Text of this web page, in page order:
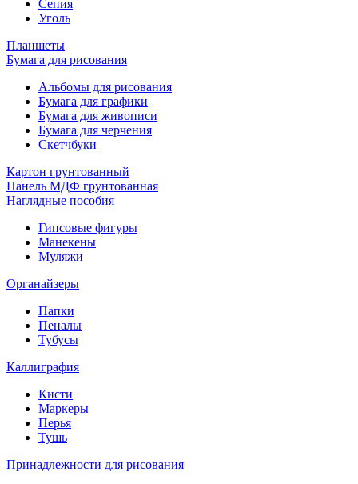
Сепия
Уголь
Планшеты
Бумага для рисования
Альбомы для рисования
Бумага для графики
Бумага для живописи
Бумага для черчения
Скетчбуки
Картон грунтованный
Панель МДФ грунтованная
Наглядные пособия
Гипсовые фигуры
Манекены
Муляжи
Органайзеры
Папки
Пеналы
Тубусы
Каллиграфия
Кисти
Маркеры
Перья
Тушь
Принадлежности для рисования